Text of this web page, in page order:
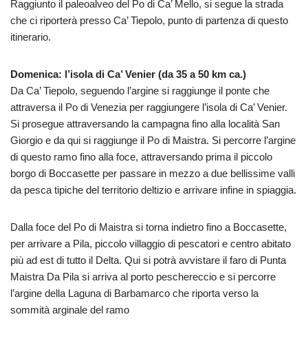
Raggiunto il paleoalveo del Po di Ca’ Mello, si segue la strada
che ci riporterà presso Ca’ Tiepolo, punto di partenza di questo
itinerario.
Domenica: l’isola di Ca’ Venier (da 35 a 50 km ca.)
Da Ca’ Tiepolo, seguendo l’argine si raggiunge il ponte che
attraversa il Po di Venezia per raggiungere l’isola di Ca’ Venier.
Si prosegue attraversando la campagna fino alla località San
Giorgio e da qui si raggiunge il Po di Maistra. Si percorre l’argine
di questo ramo fino alla foce, attraversando prima il piccolo
borgo di Boccasette per passare in mezzo a due bellissime valli
da pesca tipiche del territorio deltizio e arrivare infine in spiaggia.
Dalla foce del Po di Maistra si torna indietro fino a Boccasette,
per arrivare a Pila, piccolo villaggio di pescatori e centro abitato
più ad est di tutto il Delta. Qui si potrà avvistare il faro di Punta
Maistra Da Pila si arriva al porto peschereccio e si percorre
l’argine della Laguna di Barbamarco che riporta verso la
sommità arginale del ramo